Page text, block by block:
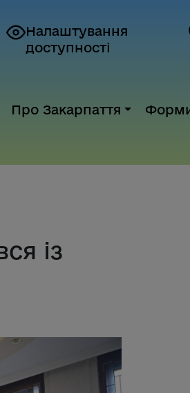
Налаштування
доступності
Про Закарпаття
із